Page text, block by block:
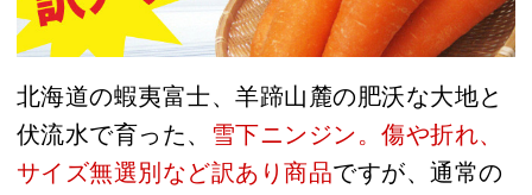
北海道の蝦夷富士、羊蹄山麓の肥沃な大地と
伏流水で育った、 雪下ニンジン。傷や折れ、
サイズ無選別など訳あり商品ですが、通常の